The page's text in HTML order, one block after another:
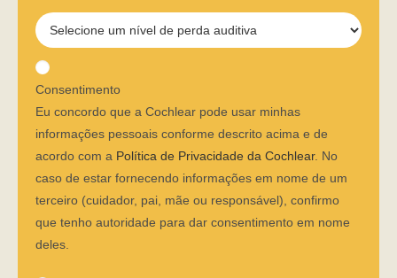
Consentimento
Eu concordo que a Cochlear pode usar minhas
informações pessoais conforme descrito acima e de
acordo com a Política de Privacidade da Cochlear. No
caso de estar fornecendo informações em nome de um
terceiro (cuidador, pai, mãe ou responsável), confirmo
que tenho autoridade para dar consentimento em nome
deles.